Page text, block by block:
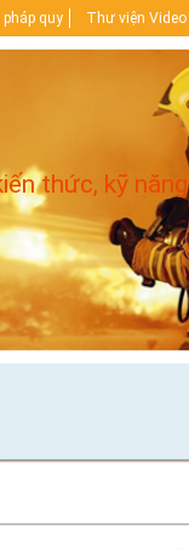
thức, kỹ năng
quy Thư viện Video